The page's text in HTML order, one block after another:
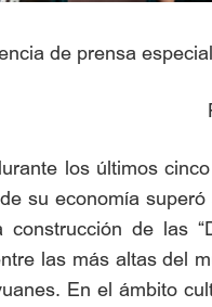
de prensa
los últimos
su economía
de las
las más altas del
En el ámbito